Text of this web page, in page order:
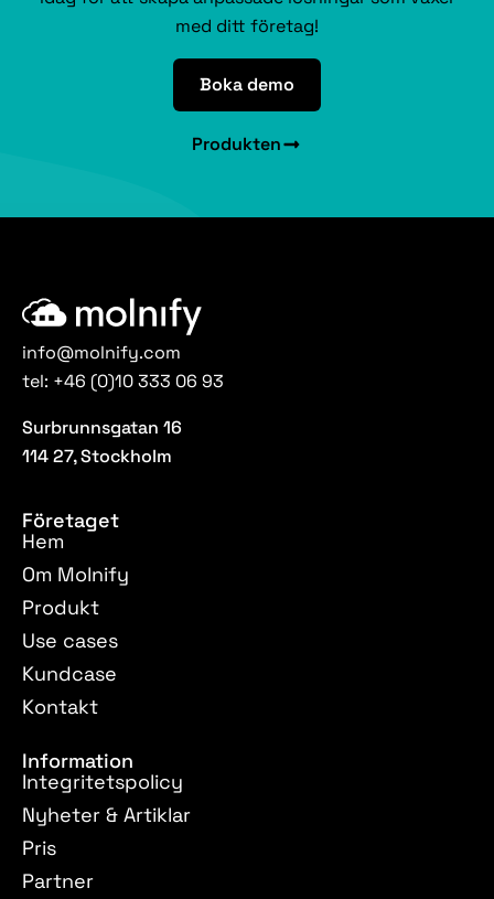
med ditt företag!
Boka demo
Produkten
info@molnify.com
tel: +46 (0)10 333 06 93
Surbrunnsgatan 16
114 27, Stockholm
Företaget
Hem
Om Molnify
Produkt
Use cases
Kundcase
Kontakt
Information
Integritetspolicy
Nyheter & Artiklar
Pris
Partner